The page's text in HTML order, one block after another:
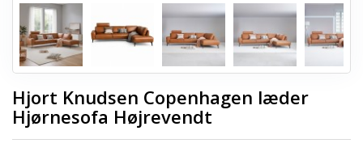
Hjort Knudsen Copenhagen læder
Hjørnesofa Højrevendt